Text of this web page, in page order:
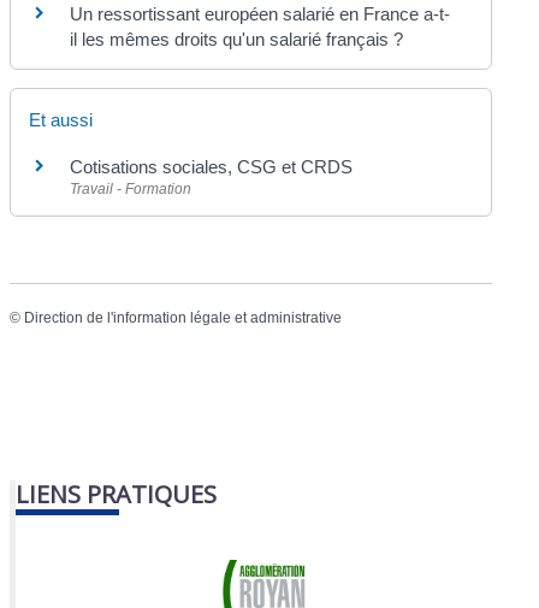
Un ressortissant européen salarié en France a-t-
il les mêmes droits qu'un salarié français ?
Et aussi
Cotisations sociales, CSG et CRDS
Travail - Formation
© Direction de l'information légale et administrative
LIENS PRATIQUES